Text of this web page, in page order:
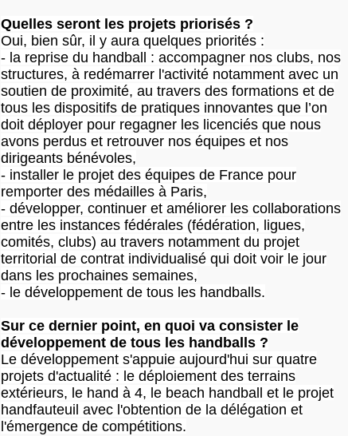
Quelles seront les projets priorisés ?
Oui, bien sûr, il y aura quelques priorités :
- la reprise du handball : accompagner nos clubs, nos
structures, à redémarrer l'activité notamment avec un
soutien de proximité, au travers des formations et de
tous les dispositifs de pratiques innovantes que l’on
doit déployer pour regagner les licenciés que nous
avons perdus et retrouver nos équipes et nos
dirigeants bénévoles,
- installer le projet des équipes de France pour
remporter des médailles à Paris,
- développer, continuer et améliorer les collaborations
entre les instances fédérales (fédération, ligues,
comités, clubs) au travers notamment du projet
territorial de contrat individualisé qui doit voir le jour
dans les prochaines semaines,
- le développement de tous les handballs.
Sur ce dernier point, en quoi va consister le
développement de tous les handballs ?
Le développement s'appuie aujourd'hui sur quatre
projets d'actualité : le déploiement des terrains
extérieurs, le hand à 4, le beach handball et le projet
handfauteuil avec l'obtention de la délégation et
l'émergence de compétitions.